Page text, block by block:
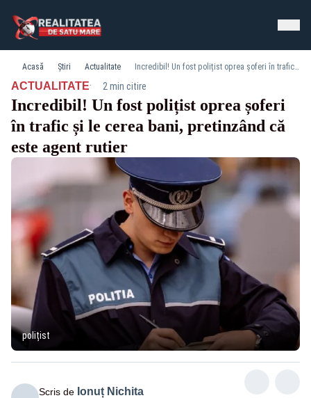
Acasă Știri Actualitate Incredibil! Un fost polițist oprea șoferi în trafic și le cerea bani, pretinzând că este agent rutier
ACTUALITATE· 2 min citire
Incredibil! Un fost polițist oprea șoferi
în trafic și le cerea bani, pretinzând că
este agent rutier
polițist
Scris de Ionuț Nichita